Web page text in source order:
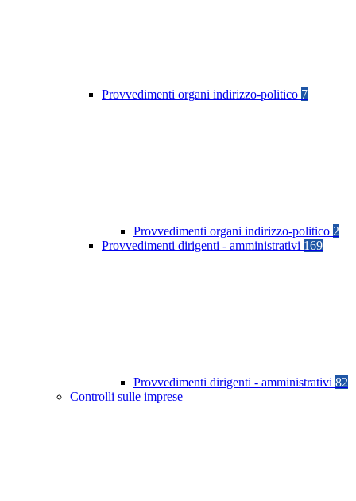
Provvedimenti organi indirizzo-politico 7
Provvedimenti organi indirizzo-politico 2
Provvedimenti dirigenti - amministrativi 169
Provvedimenti dirigenti - amministrativi 82
Controlli sulle imprese